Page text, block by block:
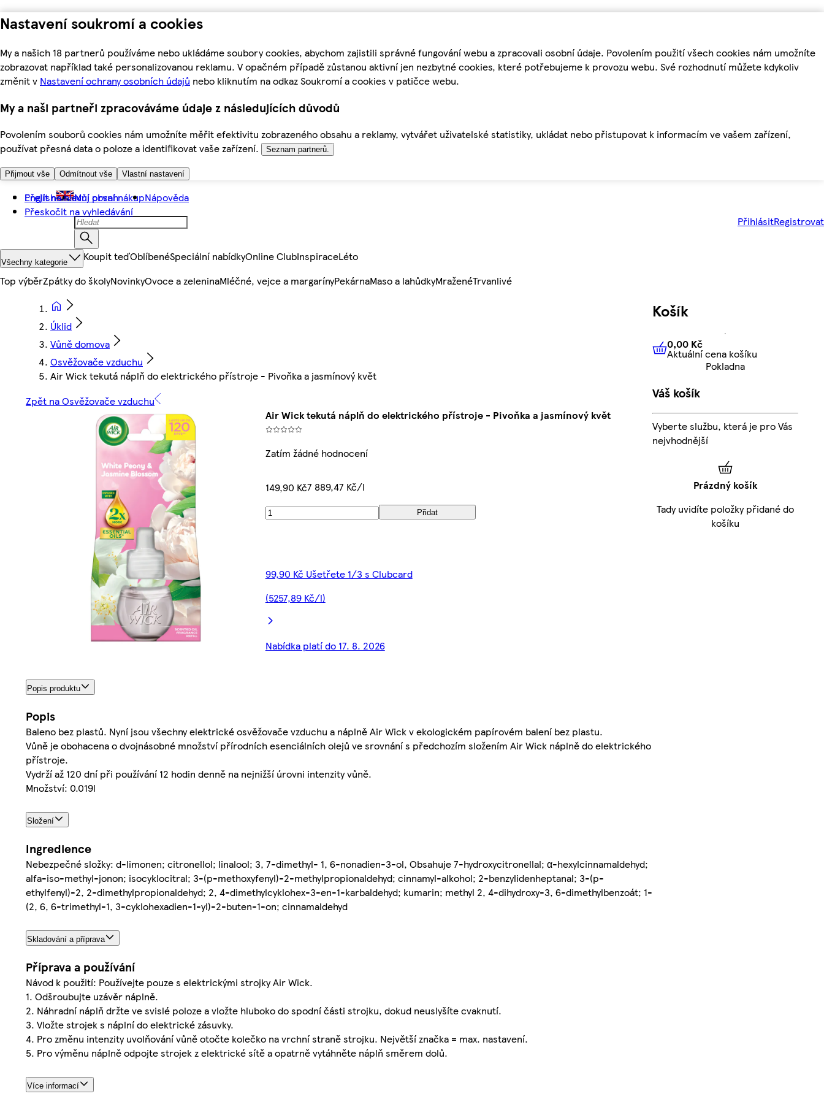
Nastavení soukromí a cookies
My a našich 18 partnerů používáme nebo ukládáme soubory cookies, abychom zajistili správné fungování webu a zpracovali osobní údaje. Povolením použití všech cookies nám umožníte
zobrazovat například také personalizovanou reklamu. V opačném případě zůstanou aktivní jen nezbytné cookies, které potřebujeme k provozu webu. Své rozhodnutí můžete kdykoliv
změnit v Nastavení ochrany osobních údajů nebo kliknutím na odkaz Soukromí a cookies v patičce webu.
My a naši partneři zpracováváme údaje z následujících důvodů
Povolením souborů cookies nám umožníte měřit efektivitu zobrazeného obsahu a reklamy, vytvářet uživatelské statistiky, ukládat nebo přistupovat k informacím ve vašem zařízení,
používat přesná data o poloze a identifikovat vaše zařízení.
Seznam partnerů.
Přijmout vše Odmítnout vše Vlastní nastavení
Přejít na hlavní obsah
Přeskočit na vyhledávání
English Můj první nákupNápověda
PřihlásitRegistrovat
Všechny kategorie Koupit teďOblíbenéSpeciální nabídkyOnline ClubInspiraceLéto
Top výběrZpátky do školyNovinkyOvoce a zeleninaMléčné, vejce a margarínyPekárnaMaso a lahůdkyMraženéTrvanlivé
Úklid
Vůně domova
Osvěžovače vzduchu
Air Wick tekutá náplň do elektrického přístroje - Pivoňka a jasmínový květ
Zpět na Osvěžovače vzduchu
Air Wick tekutá náplň do elektrického přístroje - Pivoňka a jasmínový květ
Zatím žádné hodnocení
149,90 Kč7 889,47 Kč/l
Přidat
99,90 Kč Ušetřete 1/3 s Clubcard
(5257,89 Kč/l)
Nabídka platí do 17. 8. 2026
Popis produktu
Popis
Baleno bez plastů. Nyní jsou všechny elektrické osvěžovače vzduchu a náplně Air Wick v ekologickém papírovém balení bez plastu.
Vůně je obohacena o dvojnásobné množství přírodních esenciálních olejů ve srovnání s předchozím složením Air Wick náplně do elektrického
přístroje.
Vydrží až 120 dní při používání 12 hodin denně na nejnižší úrovni intenzity vůně.
Množství: 0.019l
Složení
Ingredience
Nebezpečné složky: d-limonen; citronellol; linalool; 3, 7-dimethyl- 1, 6-nonadien-3-ol, Obsahuje 7-hydroxycitronellal; α-hexylcinnamaldehyd;
alfa-iso-methyl-jonon; isocyklocitral; 3-(p-methoxyfenyl)-2-methylpropionaldehyd; cinnamyl-alkohol; 2-benzylidenheptanal; 3-(p-
ethylfenyl)-2, 2-dimethylpropionaldehyd; 2, 4-dimethylcyklohex-3-en-1-karbaldehyd; kumarin; methyl 2, 4-dihydroxy-3, 6-dimethylbenzoát; 1-
(2, 6, 6-trimethyl-1, 3-cyklohexadien-1-yl)-2-buten-1-on; cinnamaldehyd
Skladování a příprava
Příprava a používání
Návod k použití: Používejte pouze s elektrickými strojky Air Wick.
1. Odšroubujte uzávěr náplně.
2. Náhradní náplň držte ve svislé poloze a vložte hluboko do spodní části strojku, dokud neuslyšíte cvaknutí.
3. Vložte strojek s náplní do elektrické zásuvky.
4. Pro změnu intenzity uvolňování vůně otočte kolečko na vrchní straně strojku. Největší značka = max. nastavení.
5. Pro výměnu náplně odpojte strojek z elektrické sítě a opatrně vytáhněte náplň směrem dolů.
Více informací
Košík
0,00 KčAktuální cena košíku
0,00 Kč
Aktuální cena košíku
Pokladna
Váš košík
Vyberte službu, která je pro Vás
nejvhodnější
Prázdný košík
Tady uvidíte položky přidané do
košíku